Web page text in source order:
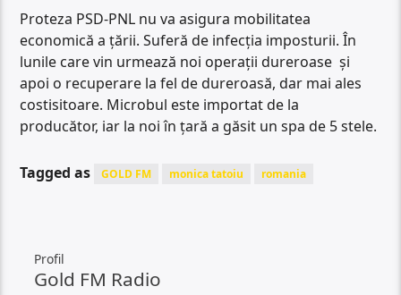
Proteza PSD-PNL nu va asigura mobilitatea
economică a țării. Suferă de infecția imposturii. În
lunile care vin urmează noi operații dureroase și
apoi o recuperare la fel de dureroasă, dar mai ales
costisitoare. Microbul este importat de la
producător, iar la noi în țară a găsit un spa de 5 stele.
Tagged as GOLD FM monica tatoiu romania
Profil
Gold FM Radio